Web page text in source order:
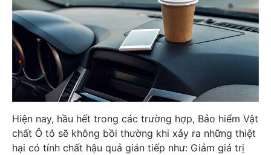
Hiện nay, hầu hết trong các trường hợp, Bảo hiểm Vật
chất Ô tô sẽ không bồi thường khi xảy ra những thiệt
hại có tính chất hậu quả gián tiếp như: Giảm giá trị